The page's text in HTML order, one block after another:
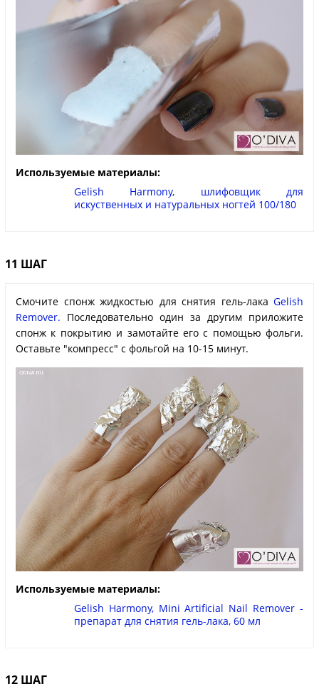
Используемые материалы:
Gelish Harmony, шлифовщик для
искуственных и натуральных ногтей 100/180
11 ШАГ
Смочите спонж жидкостью для снятия гель-лака Gelish
Remover. Последовательно один за другим приложите
спонж к покрытию и замотайте его с помощью фольги.
Оставьте "компресс" с фольгой на 10-15 минут.
Используемые материалы:
Gelish Harmony, Mini Artificial Nail Remover -
препарат для снятия гель-лака, 60 мл
12 ШАГ